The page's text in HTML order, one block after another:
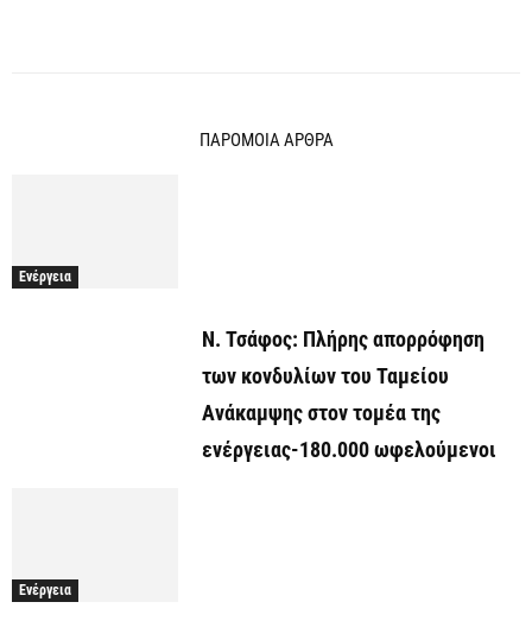
ΠΑΡΟΜΟΙΑ ΑΡΘΡΑ
Ενέργεια
Ν. Τσάφος: Πλήρης απορρόφηση
των κονδυλίων του Ταμείου
Ανάκαμψης στον τομέα της
ενέργειας-180.000 ωφελούμενοι
Ενέργεια